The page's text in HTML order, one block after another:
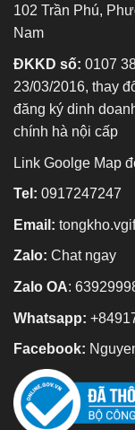
102 Trần Phú,
Nam
ĐKKD số: 0107
23/03/2016, thay
đăng ký dinh
chính hà nội cấp
Link Goolge Map
Tel: 0917247247
Email:
Zalo: Chat ngay
Zalo OA:
Whatsapp:
Facebook: